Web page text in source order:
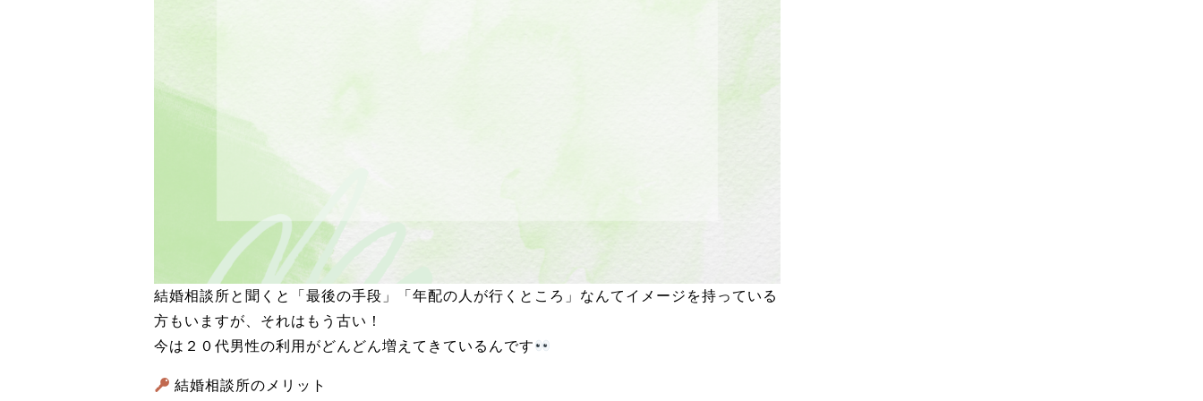
結婚相談所と聞くと「最後の手段」「年配の人が行くところ」なんてイメージを持っている
方もいますが、それはもう古い！
今は２０代男性の利用がどんどん増えてきているんです
結婚相談所のメリット